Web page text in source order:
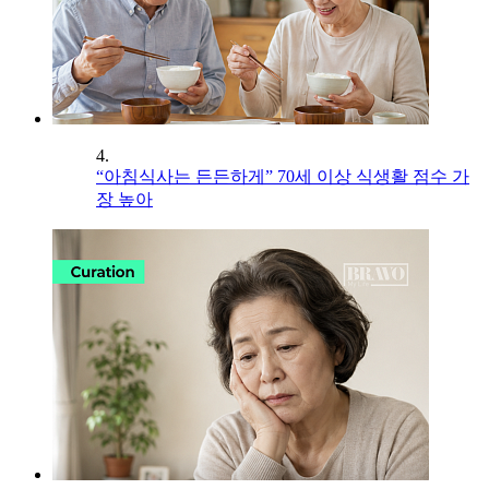
4.
“아침식사는 든든하게” 70세 이상 식생활 점수 가
장 높아